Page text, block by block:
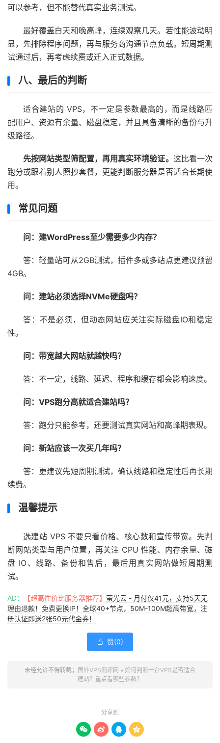
可以参考，但不能替代真实业务测试。
最好覆盖白天和晚高峰，连续观察几天。若性能波动明
显，先排除程序问题，再与服务商沟通节点负载。短周期测
试通过后，再考虑续费或迁入正式数据。
八、最后的判断
适合建站的 VPS，不一定是参数最高的，而是线路匹
配用户、资源有余量、磁盘稳定，并且具备清晰的备份与升
级路径。
先按网站类型筛配置，再用真实环境验证。 这比看一次
跑分或跟着别人照抄套餐，更能判断服务器是否适合长期使
用。
常见问题
问：建WordPress至少需要多少内存？
答：轻量站可从2GB测试，插件多或多站点更建议预留
4GB。
问：建站必须选择NVMe硬盘吗？
答：不是必须，但动态网站应关注实际磁盘IO和稳定
性。
问：带宽越大网站就越快吗？
答：不一定，线路、延迟、程序和缓存都会影响速度。
问：VPS跑分高就适合建站吗？
答：跑分只能参考，还要测试真实网站和高峰期表现。
问：新站应该一次买几年吗？
答：更建议先短周期测试，确认线路和稳定性后再长期
续费。
温馨提示
选建站 VPS 不要只看价格、核心数和宣传带宽。先判
断网站类型与用户位置，再关注 CPU 性能、内存余量、磁
盘 IO、线路、备份和售后，最后用真实网站做短周期测
试。
AD： 【超高性价比服务器推荐】 萤光云 - 月付仅41元，支持5天无
理由退款！免费更换IP！全球40+节点，50M-100M超高带宽，注
册认证即送2张50元代金券！
 赞(0)
未经允许不得转载； 国外VPS测评网 » 如何判断一台VPS是否适合
建站？重点看哪些参数？
分享到
   